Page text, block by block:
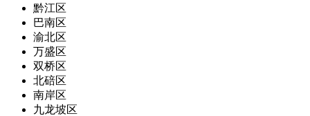
黔江区
巴南区
渝北区
万盛区
双桥区
北碚区
南岸区
九龙坡区